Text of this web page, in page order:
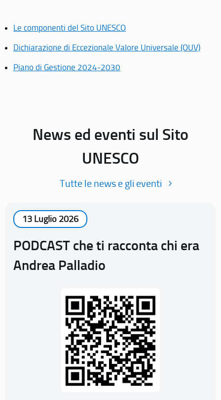
Le componenti del Sito UNESCO
Dichiarazione di Eccezionale Valore Universale (OUV)
Piano di Gestione 2024-2030
News ed eventi sul Sito
UNESCO
Tutte le news e gli eventi
13 Luglio 2026
PODCAST che ti racconta chi era
Andrea Palladio